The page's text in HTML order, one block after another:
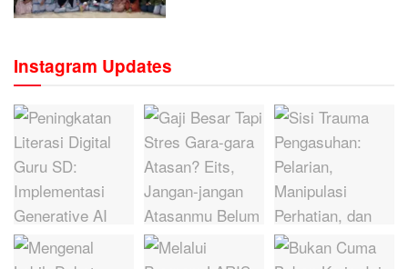
Instagram Updates